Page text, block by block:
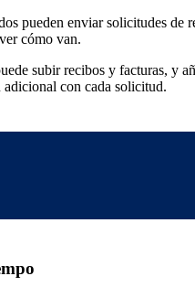
pueden enviar solicitudes de
cómo van.
subir recibos y facturas, y
con cada solicitud.